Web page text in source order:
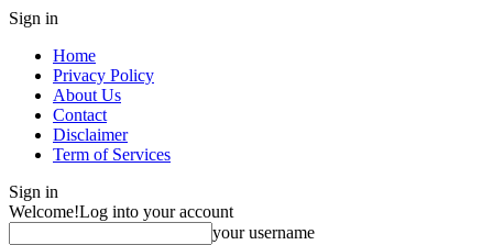
Sign in
Home
Privacy Policy
About Us
Contact
Disclaimer
Term of Services
Sign in
Welcome!Log into your account
your username